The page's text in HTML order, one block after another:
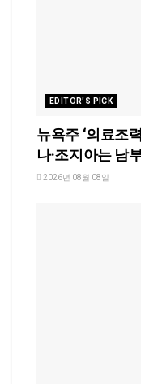
EDITOR'S PICK
뉴욕주 ‘의료조
나·조지아는 남
2026년 08월 08일